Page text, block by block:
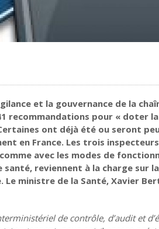
et la gouvernance de la
recommandations pour « doter
ont déjà été ou seront
en France. Les trois
avec les modes de
reviennent à la charge sur
ministre de la Santé, Xavier
de contrôle, d’audit et